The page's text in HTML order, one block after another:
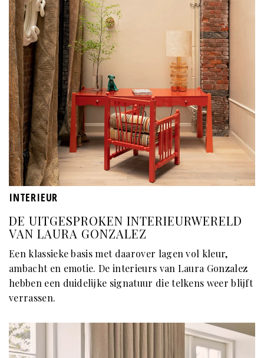
INTERIEUR
DE UITGESPROKEN INTERIEURWERELD
VAN LAURA GONZALEZ
Een klassieke basis met daarover lagen vol kleur,
ambacht en emotie. De interieurs van Laura Gonzalez
hebben een duidelijke signatuur die telkens weer blijft
verrassen.